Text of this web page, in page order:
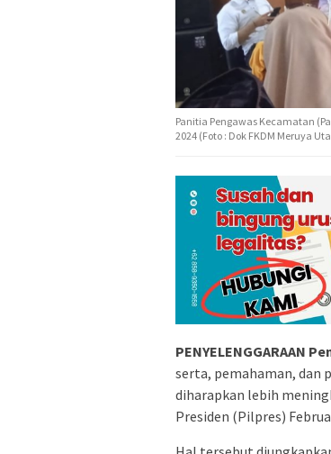
Panitia Pengawas Kecamatan
2024 (Foto : Dok FKDM Meruya
PENYELENGGARAAN
serta, pemahaman, dan
diharapkan lebih
Presiden (Pilpres)